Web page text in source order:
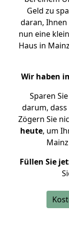
Geld zu
daran, Ihnen
nun eine
Haus in
Wir haben
Sparen
darum,
Zögern Sie
heute, um
Füllen Sie